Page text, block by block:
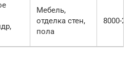
Мебель,
отделка стен,
пола
8000-